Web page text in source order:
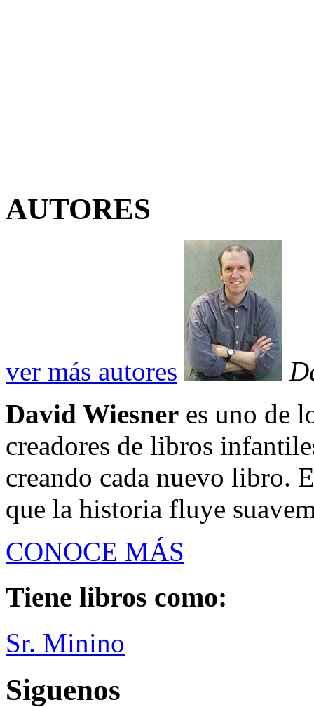
AUTORES
ver más autores
David Wiesner es uno de
creadores de libros
creando cada nuevo libro.
que la historia fluye
CONOCE MÁS
Tiene libros como:
Sr. Minino
Siguenos